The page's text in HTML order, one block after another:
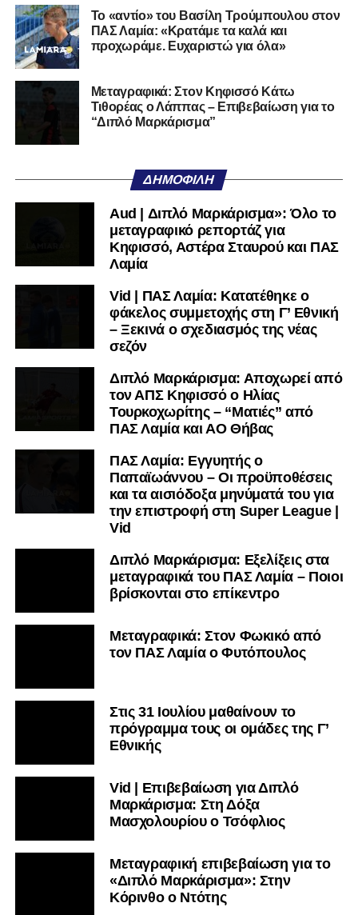
Cilento και Castrovillari, έχοντας ξεκινήσει την
ποδοσφαιρική του διαδρομή από τον Απόλλωνα Σμύρνης.
Τον καλωσορίζουμε στην οικογένεια του Σαρωνικού και
του ευχόμαστε υγεία και επιτυχίες.»
Ακολουθήστε τοlamiara.grστοGoogle Newsγια να
μαθαίνετε πρώτοι τα κυανόλευκα νέα στην Ελλάδα και τον
Twitterκαι στοInstagram
μαθαίνετε σε χρόνο dt όλα τα νέα.
Το «αντίο» του Βασίλη Τρούμπουλου στον
ΠΑΣ Λαμία: «Κρατάμε τα καλά και
προχωράμε. Ευχαριστώ για όλα»
Μεταγραφικά: Στον Κηφισσό Κάτω
Τιθορέας ο Λάππας – Επιβεβαίωση για το
“Διπλό Μαρκάρισμα”
ΔΗΜΟΦΙΛΉ
Aud | Διπλό Μαρκάρισμα»: Όλο το
μεταγραφικό ρεπορτάζ για
Κηφισσό, Αστέρα Σταυρού και ΠΑΣ
Λαμία
Vid | ΠΑΣ Λαμία: Κατατέθηκε ο
φάκελος συμμετοχής στη Γ’ Εθνική
– Ξεκινά ο σχεδιασμός της νέας
σεζόν
Διπλό Μαρκάρισμα: Αποχωρεί από
τον ΑΠΣ Κηφισσό ο Ηλίας
Τουρκοχωρίτης – “Ματιές” από
ΠΑΣ Λαμία και ΑΟ Θήβας
ΠΑΣ Λαμία: Εγγυητής ο
Παπαϊωάννου – Οι προϋποθέσεις
και τα αισιόδοξα μηνύματά του για
την επιστροφή στη Super League |
Vid
Διπλό Μαρκάρισμα: Εξελίξεις στα
μεταγραφικά του ΠΑΣ Λαμία – Ποιοι
βρίσκονται στο επίκεντρο
Μεταγραφικά: Στον Φωκικό από
τον ΠΑΣ Λαμία ο Φυτόπουλος
Στις 31 Ιουλίου μαθαίνουν το
πρόγραμμα τους οι ομάδες της Γ’
Εθνικής
Vid | Επιβεβαίωση για Διπλό
Μαρκάρισμα: Στη Δόξα
Μασχολουρίου ο Τσόφλιος
Μεταγραφική επιβεβαίωση για το
«Διπλό Μαρκάρισμα»: Στην
Κόρινθο ο Ντότης